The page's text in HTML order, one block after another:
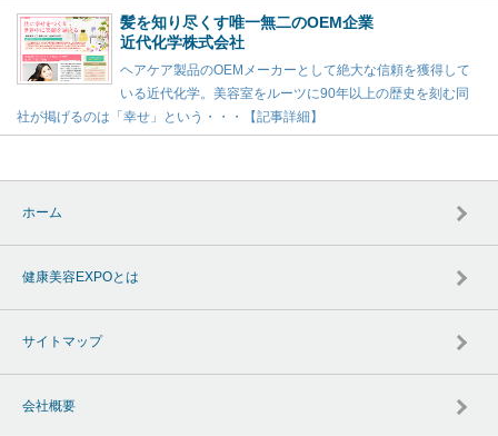
髪を知り尽くす唯一無二のOEM企業
近代化学株式会社
ヘアケア製品のOEMメーカーとして絶大な信頼を獲得して
いる近代化学。美容室をルーツに90年以上の歴史を刻む同
社が掲げるのは「幸せ」という・・・【記事詳細】
ホーム
健康美容EXPOとは
サイトマップ
会社概要